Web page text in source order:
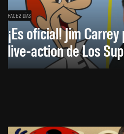
HACE 2 DÍAS
¡Es oficial! Jim
live-action de Los